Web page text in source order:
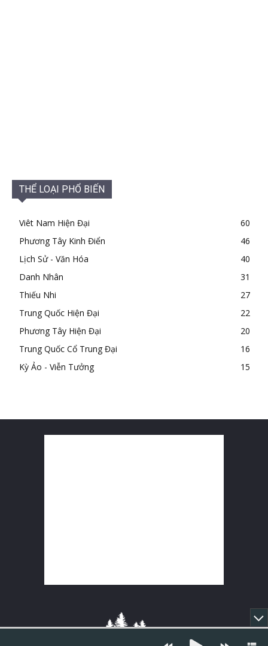
THỂ LOẠI PHỔ BIẾN
Viêt Nam Hiện Đại
60
Phương Tây Kinh Điển
46
Lịch Sử - Văn Hóa
40
Danh Nhân
31
Thiếu Nhi
27
Trung Quốc Hiện Đại
22
Phương Tây Hiện Đại
20
Trung Quốc Cổ Trung Đại
16
Kỳ Ảo - Viễn Tưởng
15